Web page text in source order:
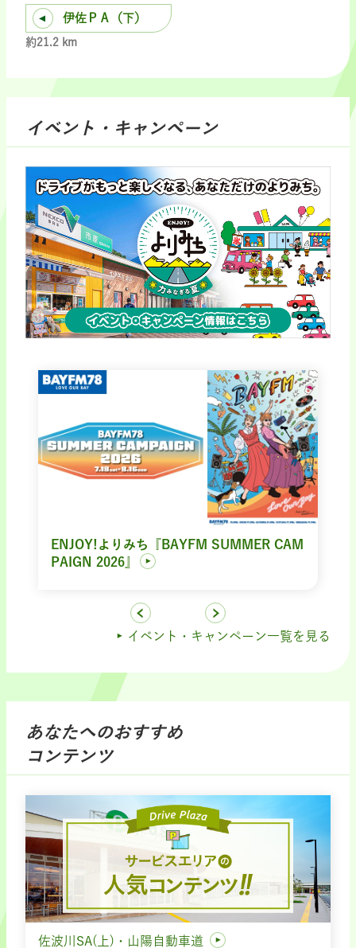
伊佐ＰＡ（下）
約21.2 km
イベント・キャンペーン
ENJOY!よりみち『BAYFM SUMMER CAM
PAIGN 2026』
イベント・キャンペーン一覧を見る
あなたへのおすすめ
コンテンツ
佐波川SA(上)・山陽自動車道